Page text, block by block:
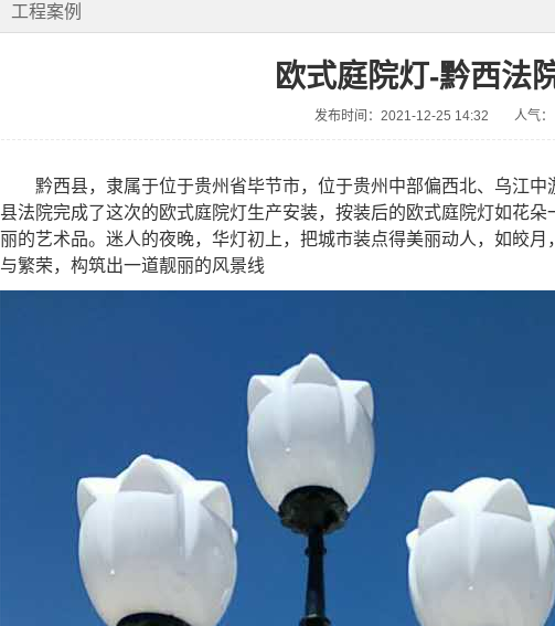
工程案例
欧式庭院灯-黔西法
发布时间：2021-12-25 14:32 人气：
黔西县，隶属于位于贵州省毕节市，位于贵州中部偏西北、乌江
县法院完成了这次的欧式庭院灯生产安装，按装后的欧式庭院灯如花
丽的艺术品。迷人的夜晚，华灯初上，把城市装点得美丽动人，如皎
与繁荣，构筑出一道靓丽的风景线